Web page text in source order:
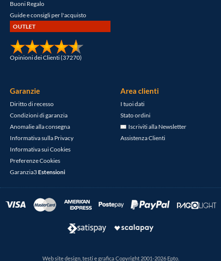
Buoni Regalo
Guide e consigli per l'acquisto
OUTLET
Opinioni dei Clienti (37270)
Garanzie
Diritto di recesso
Condizioni di garanzia
Anomalie alla consegna
Informativa sulla Privacy
Informativa sui Cookies
Preferenze Cookies
Garanzia3Estensioni
Area clienti
I tuoi dati
Stato ordini
Iscriviti alla Newsletter
Assistenza Clienti
Web site design, testi e grafica Copyright 2001-2026 Epto.